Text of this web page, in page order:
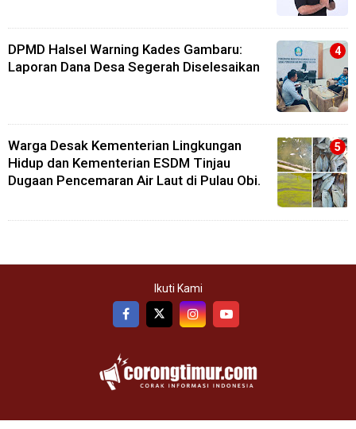
DPMD Halsel Warning Kades Gambaru:
Laporan Dana Desa Segerah Diselesaikan
Warga Desak Kementerian Lingkungan
Hidup dan Kementerian ESDM Tinjau
Dugaan Pencemaran Air Laut di Pulau Obi.
Ikuti Kami